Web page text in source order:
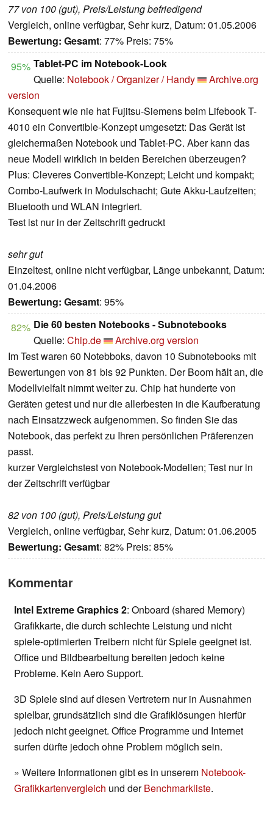
77 von 100 (gut), Preis/Leistung befriedigend
Vergleich, online verfügbar, Sehr kurz, Datum: 01.05.2006
Bewertung: Gesamt: 77% Preis: 75%
95% Tablet-PC im Notebook-Look
Quelle: Notebook / Organizer / Handy
Archive.org
version
Konsequent wie nie hat Fujitsu-Siemens beim Lifebook T-
4010 ein Convertible-Konzept umgesetzt: Das Gerät ist
gleichermaßen Notebook und Tablet-PC. Aber kann das
neue Modell wirklich in beiden Bereichen überzeugen?
Plus: Cleveres Convertible-Konzept; Leicht und kompakt;
Combo-Laufwerk in Modulschacht; Gute Akku-Laufzeiten;
Bluetooth und WLAN integriert.
Test ist nur in der Zeitschrift gedruckt
sehr gut
Einzeltest, online nicht verfügbar, Länge unbekannt, Datum:
01.04.2006
Bewertung: Gesamt: 95%
82% Die 60 besten Notebooks - Subnotebooks
Quelle: Chip.de
Archive.org version
Im Test waren 60 Notebboks, davon 10 Subnotebooks mit
Bewertungen von 81 bis 92 Punkten. Der Boom hält an, die
Modellvielfalt nimmt weiter zu. Chip hat hunderte von
Geräten getest und nur die allerbesten in die Kaufberatung
nach Einsatzzweck aufgenommen. So finden Sie das
Notebook, das perfekt zu Ihren persönlichen Präferenzen
passt.
kurzer Vergleichstest von Notebook-Modellen; Test nur in
der Zeitschrift verfügbar
82 von 100 (gut), Preis/Leistung gut
Vergleich, online verfügbar, Sehr kurz, Datum: 01.06.2005
Bewertung: Gesamt: 82% Preis: 85%
Kommentar
Intel Extreme Graphics 2: Onboard (shared Memory)
Grafikkarte, die durch schlechte Leistung und nicht
spiele-optimierten Treibern nicht für Spiele geeignet ist.
Office und Bildbearbeitung bereiten jedoch keine
Probleme. Kein Aero Support.
3D Spiele sind auf diesen Vertretern nur in Ausnahmen
spielbar, grundsätzlich sind die Grafiklösungen hierfür
jedoch nicht geeignet. Office Programme und Internet
surfen dürfte jedoch ohne Problem möglich sein.
» Weitere Informationen gibt es in unserem Notebook-
Grafikkartenvergleich und derBenchmarkliste.